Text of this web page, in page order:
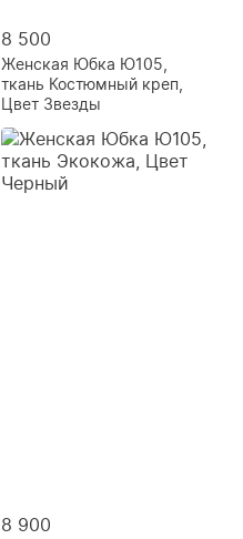
8 500
Женская Юбка Ю105,
ткань Костюмный креп,
Цвет Звезды
8 900